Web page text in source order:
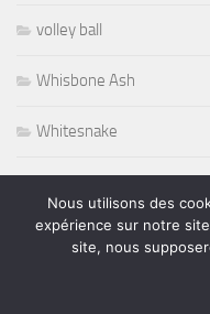
volley ball
Whisbone Ash
Whitesnake
Widespread Panic
World
Nous utilisons des
expérience sur notre
site, nous